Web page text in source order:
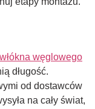
węglowego
długość.
od dostawców
na cały świat,